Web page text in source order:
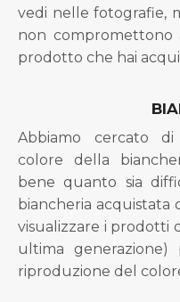
vedi nelle fotografie,
non compromettono
prodotto che hai
Abbiamo cercato
colore della
bene quanto sia
biancheria acquistata
visualizzare i prodotti
ultima
riproduzione del